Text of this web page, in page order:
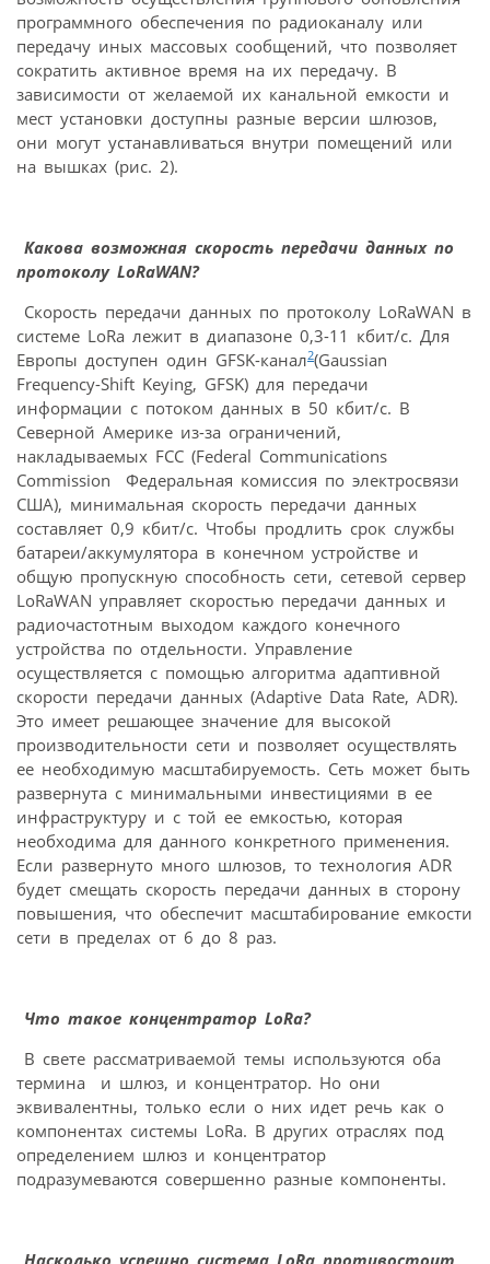
программного обеспечения по радиоканалу или
передачу иных массовых сообщений, что позволяет
сократить активное время на их передачу. В
зависимости от желаемой их канальной емкости и
мест установки доступны разные версии шлюзов,
они могут устанавливаться внутри помещений или
на вышках (рис. 2).
Какова возможная скорость передачи данных по
протоколу LoRaWAN?
Скорость передачи данных по протоколу LoRaWAN в
системе LoRa лежит в диапазоне 0,3-11 кбит/с. Для
Европы доступен один GFSK-канал2(Gaussian
Frequency-Shift Keying, GFSK) для передачи
информации с потоком данных в 50 кбит/с. В
Северной Америке из-за ограничений,
накладываемых FCC (Federal Communications
Commission Федеральная комиссия по электросвязи
США), минимальная скорость передачи данных
составляет 0,9 кбит/с. Чтобы продлить срок службы
батареи/аккумулятора в конечном устройстве и
общую пропускную способность сети, сетевой сервер
LoRaWAN управляет скоростью передачи данных и
радиочастотным выходом каждого конечного
устройства по отдельности. Управление
осуществляется с помощью алгоритма адаптивной
скорости передачи данных (Adaptive Data Rate, ADR).
Это имеет решающее значение для высокой
производительности сети и позволяет осуществлять
ее необходимую масштабируемость. Сеть может быть
развернута с минимальными инвестициями в ее
инфраструктуру и с той ее емкостью, которая
необходима для данного конкретного применения.
Если развернуто много шлюзов, то технология ADR
будет смещать скорость передачи данных в сторону
повышения, что обеспечит масштабирование емкости
сети в пределах от 6 до 8 раз.
Что такое концентратор LoRa?
В свете рассматриваемой темы используются оба
термина и шлюз, и концентратор. Но они
эквивалентны, только если о них идет речь как о
компонентах системы LoRa. В других отраслях под
определением шлюз и концентратор
подразумеваются совершенно разные компоненты.